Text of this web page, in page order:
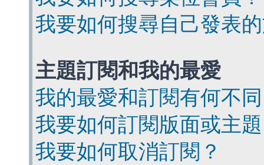
我要如何搜尋自己發表
主題訂閱和我的最愛
我的最愛和訂閱有何不
我要如何訂閱版面或主
我要如何取消訂閱？